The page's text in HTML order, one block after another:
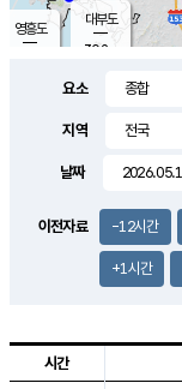
영흥도
대부도
30.2
요소
지역
날짜
이전자료 -12시간
+1시간
시간